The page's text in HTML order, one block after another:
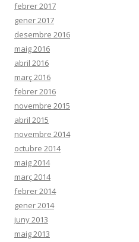
febrer 2017
gener 2017
desembre 2016
maig 2016
abril 2016
març 2016
febrer 2016
novembre 2015
abril 2015
novembre 2014
octubre 2014
maig 2014
març 2014
febrer 2014
gener 2014
juny 2013
maig 2013